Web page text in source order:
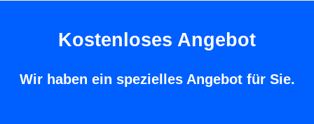
Kostenloses Angebot
Wir haben ein spezielles Angebot für Sie.